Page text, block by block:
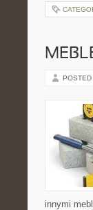
POSTED
innymi